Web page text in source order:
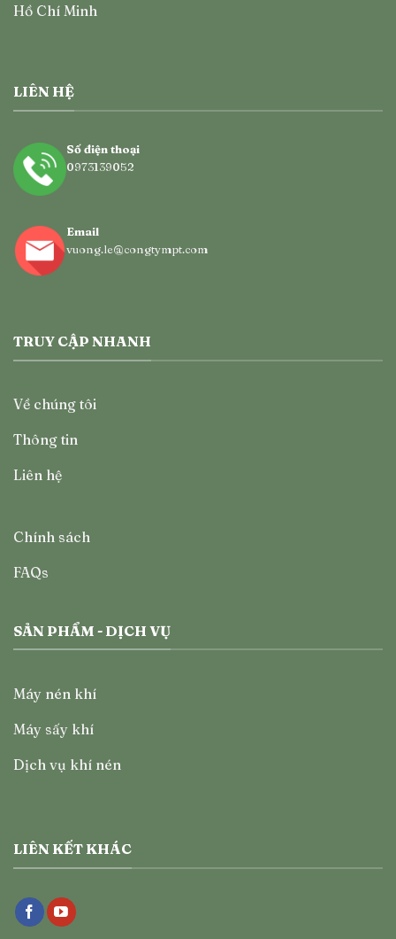
Hồ Chí Minh
LIÊN HỆ
Số điện thoại
0973139052
Email
vuong.le@congtympt.com
TRUY CẬP NHANH
Về chúng tôi
Thông tin
Liên hệ
Chính sách
FAQs
SẢN PHẨM - DỊCH VỤ
Máy nén khí
Máy sấy khí
Dịch vụ khí nén
LIÊN KẾT KHÁC